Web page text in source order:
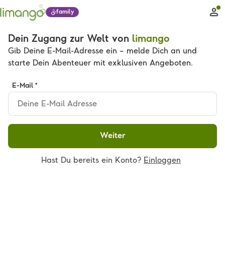
family
Dein Zugang zur Welt von limango
Gib Deine E-Mail-Adresse ein – melde Dich an und
starte Dein Abenteuer mit exklusiven Angeboten.
E-Mail *
Weiter
Hast Du bereits ein Konto? Einloggen